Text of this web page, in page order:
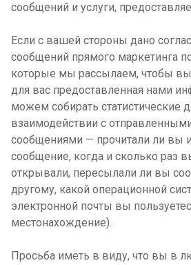
сообщений и услуги,
Если с вашей стороны дано
сообщений прямого маркетинга
которые мы рассылаем, чтобы
для вас предоставленная нами
можем собирать статистические
взаимодействии с
сообщениями — прочитали ли вы
сообщение, когда и сколько раз
открывали, пересылали ли вы
другому, какой операционной
электронной почты вы
местонахождение).
Просьба иметь в виду, что вы в